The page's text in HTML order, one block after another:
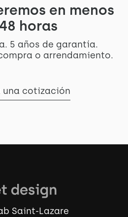
en menos
horas
5 años de garantía.
o arrendamiento.
una cotización
Saint-Lazare